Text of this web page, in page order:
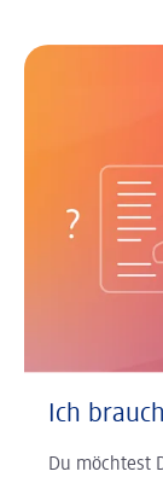
Ich
Du möchtest